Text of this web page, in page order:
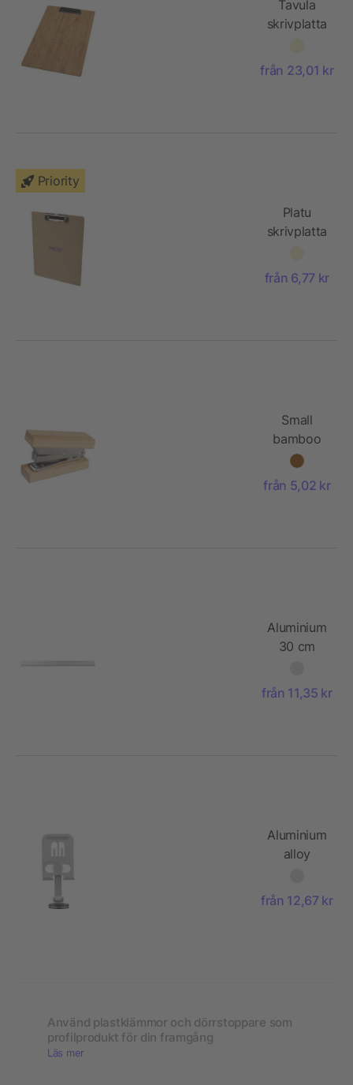
Tavula
skrivplatta
från 23,01 kr
Priority
Platu
skrivplatta
från 6,77 kr
Small
bamboo
stapler
Gordon
från 5,02 kr
Aluminium
30 cm
ruler Tavi
från 11,35 kr
Aluminium
alloy
Anieke
från 12,67 kr
Använd plastklämmor och dörrstoppare som
profilprodukt för din framgång
Läs mer